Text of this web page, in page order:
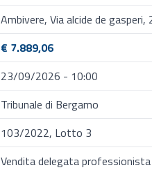
€ 7.889,06
23/09/2026 - 10:00
Tribunale di Bergamo
103/2022, Lotto 3
Vendita delegata professionista